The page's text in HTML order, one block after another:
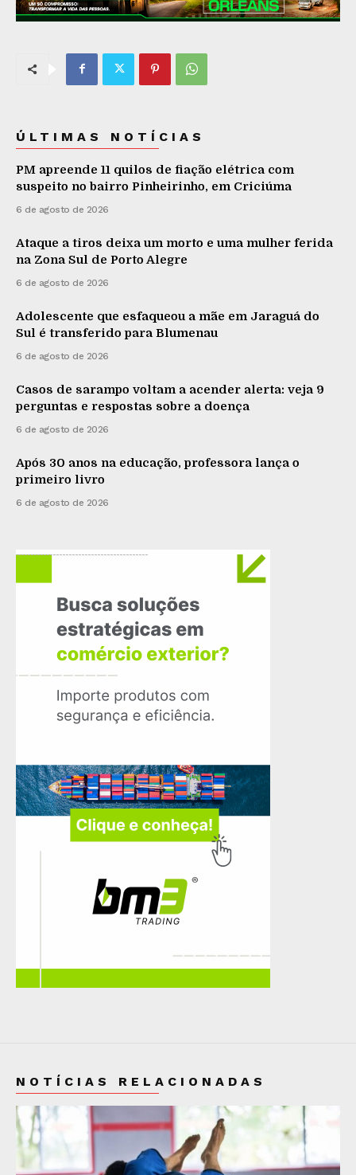
ÚLTIMAS NOTÍCIAS
PM apreende 11 quilos de fiação elétrica com
suspeito no bairro Pinheirinho, em Criciúma
6 de agosto de 2026
Ataque a tiros deixa um morto e uma mulher ferida
na Zona Sul de Porto Alegre
6 de agosto de 2026
Adolescente que esfaqueou a mãe em Jaraguá do
Sul é transferido para Blumenau
6 de agosto de 2026
Casos de sarampo voltam a acender alerta: veja 9
perguntas e respostas sobre a doença
6 de agosto de 2026
Após 30 anos na educação, professora lança o
primeiro livro
6 de agosto de 2026
NOTÍCIAS RELACIONADAS